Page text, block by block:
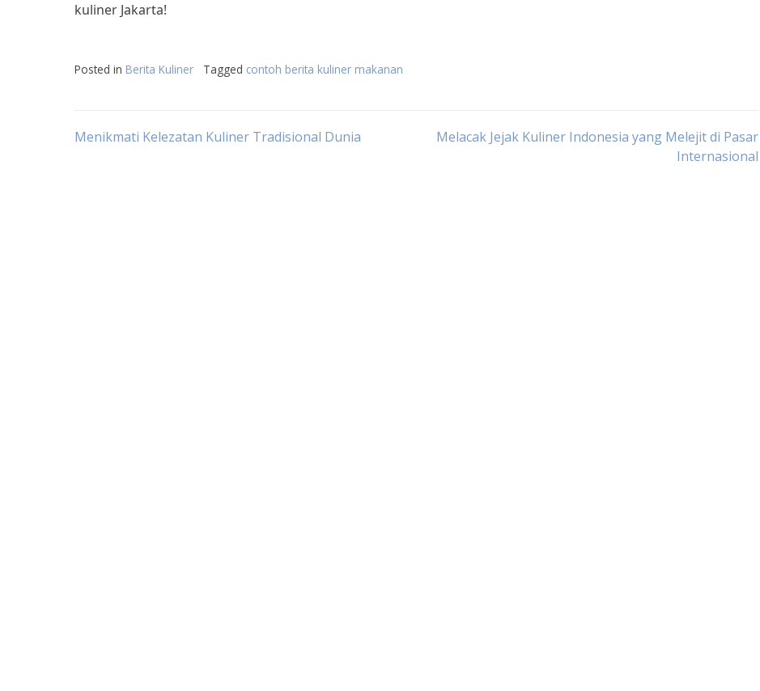
kuliner Jakarta!
Posted in Berita Kuliner Tagged contoh berita kuliner makanan
Post
Menikmati Kelezatan Kuliner Tradisional Dunia
Melacak Jejak Kuliner Indonesia yang Melejit di Pasar
Internasional